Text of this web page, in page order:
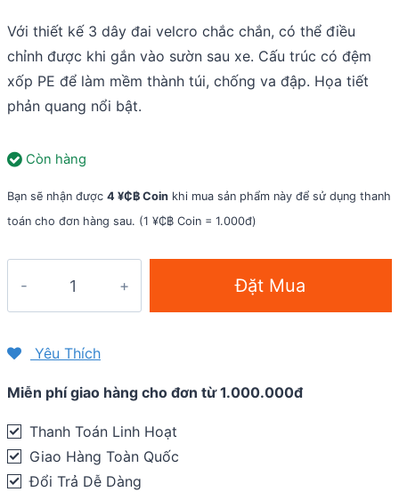
Với thiết kế 3 dây đai velcro chắc chắn, có thể điều
chỉnh được khi gắn vào sườn sau xe. Cấu trúc có đệm
xốp PE để làm mềm thành túi, chống va đập. Họa tiết
phản quang nổi bật.
Còn hàng
Bạn sẽ nhận được 4 ¥₵฿ Coin khi mua sản phẩm này để sử dụng thanh
toán cho đơn hàng sau. (1 ¥₵฿ Coin = 1.000đ)
gắn
sau
xe
đạp
Sahoo
Đặt Mua
Yêu Thích
Miễn phí giao hàng cho đơn từ 1.000.000đ
Thanh Toán Linh Hoạt
Giao Hàng Toàn Quốc
Đổi Trả Dễ Dàng